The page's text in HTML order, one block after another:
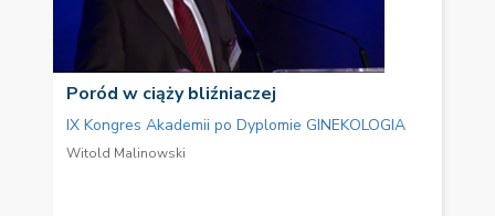
Poród w ciąży bliźniaczej
IX Kongres Akademii po Dyplomie GINEKOLOGIA
Witold Malinowski